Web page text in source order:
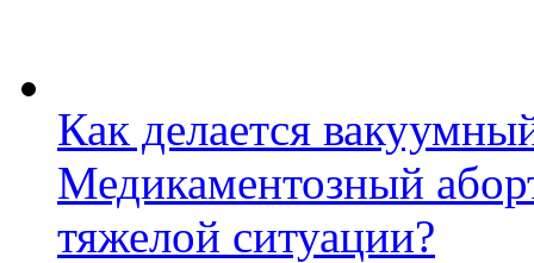
Как делается
Медикаментозный
тяжелой ситуации?